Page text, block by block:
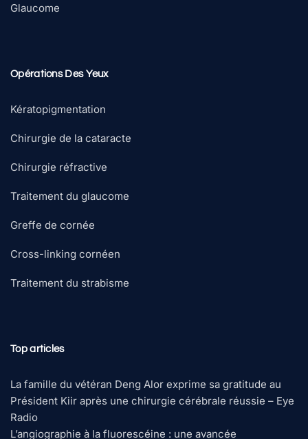
Glaucome
Opérations Des Yeux
Kératopigmentation
Chirurgie de la cataracte
Chirurgie réfractive
Traitement du glaucome
Greffe de cornée
Cross-linking cornéen
Traitement du strabisme
Top articles
La famille du vétéran Deng Alor exprime sa gratitude au
Président Kiir après une chirurgie cérébrale réussie – Eye
Radio
L’angiographie à la fluorescéine : une avancée